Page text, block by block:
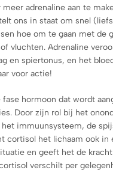
adrenaline aan te
ons in staat om snel
hoe om te gaan met de
vluchten. Adrenaline
en spiertonus, en het
voor actie!
hormoon dat wordt
Door zijn rol bij het
immuunsysteem, de
cortisol het lichaam ook in
en geeft het de
verschilt per